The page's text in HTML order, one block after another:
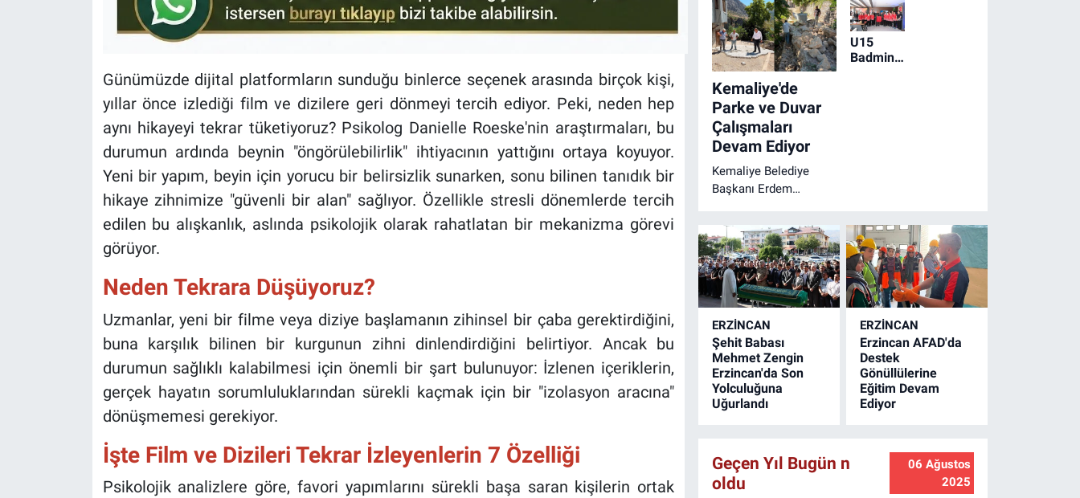
Günümüzde dijital platformların sunduğu binlerce seçenek arasında birçok kişi,
yıllar önce izlediği film ve dizilere geri dönmeyi tercih ediyor. Peki, neden hep
aynı hikayeyi tekrar tüketiyoruz? Psikolog Danielle Roeske'nin araştırmaları, bu
durumun ardında beynin "öngörülebilirlik" ihtiyacının yattığını ortaya koyuyor.
Yeni bir yapım, beyin için yorucu bir belirsizlik sunarken, sonu bilinen tanıdık bir
hikaye zihnimize "güvenli bir alan" sağlıyor. Özellikle stresli dönemlerde tercih
edilen bu alışkanlık, aslında psikolojik olarak rahatlatan bir mekanizma görevi
görüyor.
Neden Tekrara Düşüyoruz?
Uzmanlar, yeni bir filme veya diziye başlamanın zihinsel bir çaba gerektirdiğini,
buna karşılık bilinen bir kurgunun zihni dinlendirdiğini belirtiyor. Ancak bu
durumun sağlıklı kalabilmesi için önemli bir şart bulunuyor: İzlenen içeriklerin,
gerçek hayatın sorumluluklarından sürekli kaçmak için bir "izolasyon aracına"
dönüşmemesi gerekiyor.
İşte Film ve Dizileri Tekrar İzleyenlerin 7 Özelliği
Psikolojik analizlere göre, favori yapımlarını sürekli başa saran kişilerin ortak
Kemaliye'de
Parke ve Duvar
Çalışmaları
Devam Ediyor
Kemaliye Belediye
Başkanı Erdem
yapımından parke
döşemesine kadar
ilçenin dört bir yanında
yürütülen çalışmaların
aralıksız sürdüğünü
U15
Badminton
ERZINCAN
Şehit Babası
Mehmet Zengin
Erzincan'da Son
Yolculuğuna
Uğurlandı
ERZINCAN
Erzincan AFAD'da
Destek
Gönüllülerine
Eğitim Devam
Ediyor
Geçen Yıl Bugün n
oldu
06 Ağustos
2025